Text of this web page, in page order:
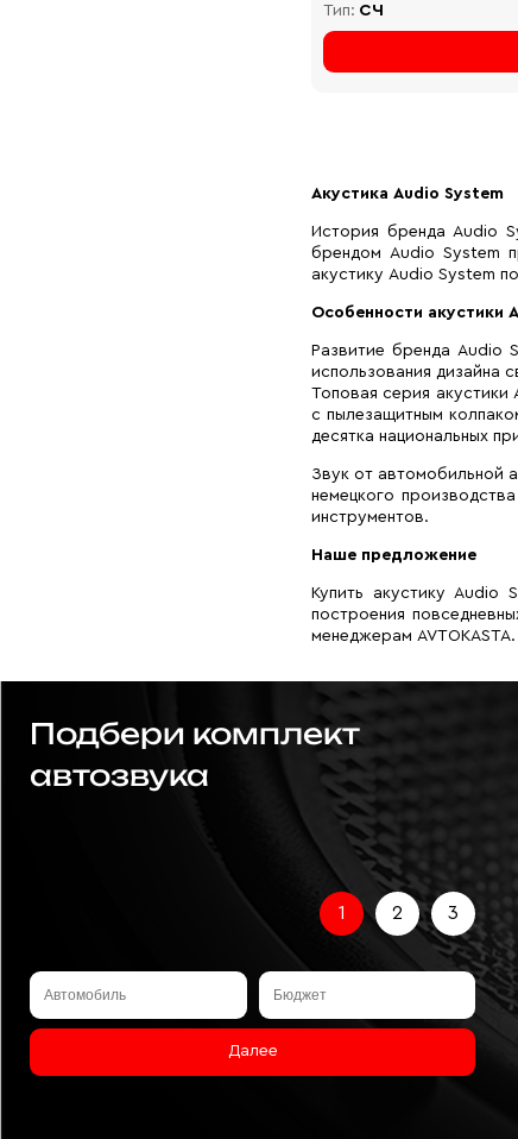
Тип: СЧ
Акустика Audio System
История бренда Audio
брендом Audio System
акустику Audio System
Особенности акустики
Развитие бренда Audio
использования дизайна
Топовая серия
с пылезащитным
десятка национальных
Звук от автомобильной
немецкого
инструментов.
Наше предложение
Купить акустику Audio
построения
менеджерам AVTOKASTA.
Подбери комплект
автозвука
1 2 3
Далее